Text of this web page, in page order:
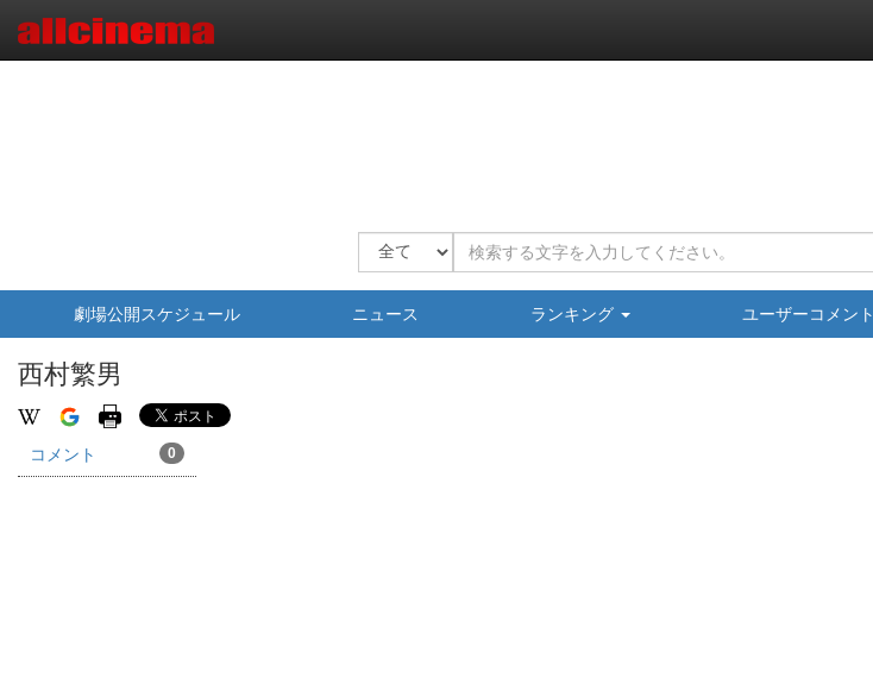
劇場公開スケジュール ニュース ランキング ユーザーコメント
西村繁男
コメント 0